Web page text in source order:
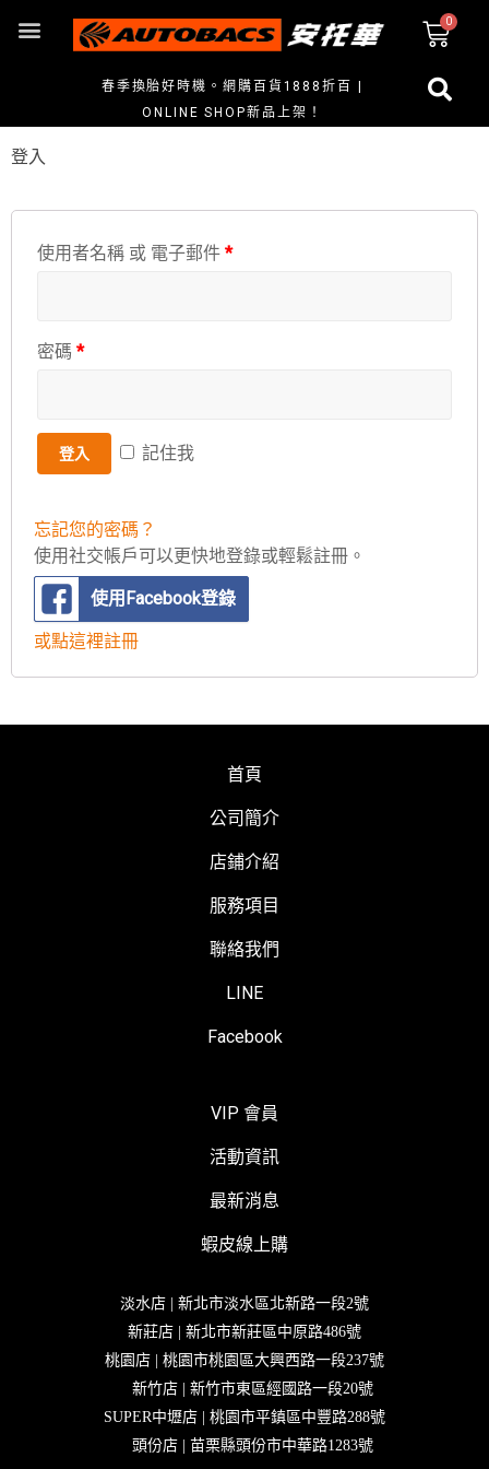
春季換胎好時機。網購百貨1888折百 |
ONLINE SHOP新品上架！
登入
使用者名稱 或 電子郵件 *
密碼 *
登入 記住我
忘記您的密碼？
使用社交帳戶可以更快地登錄或輕鬆註冊。
使用Facebook登錄
或點這裡註冊
首頁
公司簡介
店鋪介紹
服務項目
聯絡我們
LINE
Facebook
VIP 會員
活動資訊
最新消息
蝦皮線上購
淡水店 | 新北市淡水區北新路一段2號
新莊店 | 新北市新莊區中原路486號
桃園店 | 桃園市桃園區大興西路一段237號
新竹店 | 新竹市東區經國路一段20號
SUPER中壢店 | 桃園市平鎮區中豐路288號
頭份店 | 苗栗縣頭份市中華路1283號